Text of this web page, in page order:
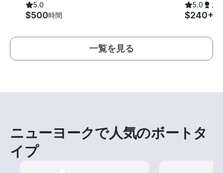
5.0
$500時間
5.0 ス
$240+
一覧を見る
ニューヨークで人気のボートタ
イプ